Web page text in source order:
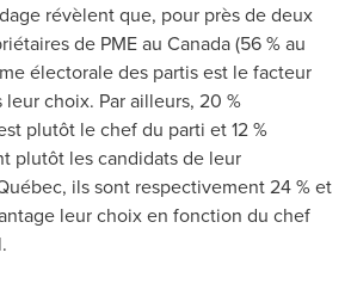
révèlent que, pour près de deux
de PME au Canada(56 % au
électorale des partis est le facteur
choix. Par ailleurs, 20 %
plutôt le chef du parti et 12 %
plutôt les candidats de leur
ils sont respectivement 24 % et
leur choix en fonction du chef